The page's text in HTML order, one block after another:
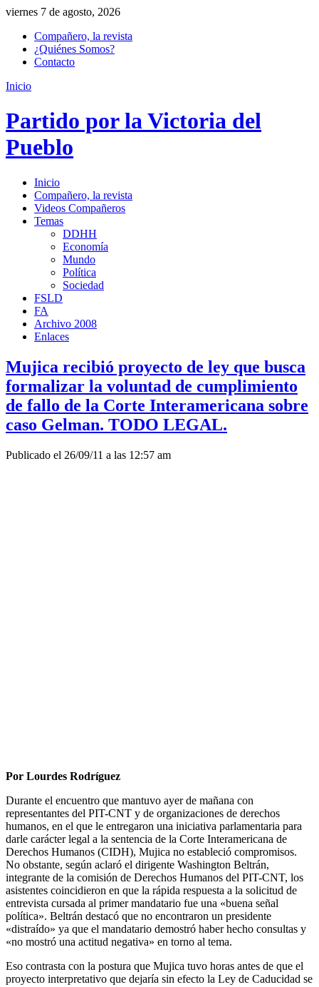
viernes 7 de agosto, 2026
Compañero, la revista
¿Quiénes Somos?
Contacto
Inicio
Partido por la Victoria del
Pueblo
Inicio
Compañero, la revista
Videos Compañeros
Temas
DDHH
Economía
Mundo
Política
Sociedad
FSLD
FA
Archivo 2008
Enlaces
Mujica recibió proyecto de ley que busca
formalizar la voluntad de cumplimiento
de fallo de la Corte Interamericana sobre
caso Gelman. TODO LEGAL.
Publicado el 26/09/11 a las 12:57 am
Por Lourdes Rodríguez
Durante el encuentro que mantuvo ayer de mañana con
representantes del PIT-CNT y de organizaciones de derechos
humanos, en el que le entregaron una iniciativa parlamentaria para
darle carácter legal a la sentencia de la Corte Interamericana de
Derechos Humanos (CIDH), Mujica no estableció compromisos.
No obstante, según aclaró el dirigente Washington Beltrán,
integrante de la comisión de Derechos Humanos del PIT-CNT, los
asistentes coincidieron en que la rápida respuesta a la solicitud de
entrevista cursada al primer mandatario fue una «buena señal
política». Beltrán destacó que no encontraron un presidente
«distraído» ya que el mandatario demostró haber hecho consultas y
«no mostró una actitud negativa» en torno al tema.
Eso contrasta con la postura que Mujica tuvo horas antes de que el
proyecto interpretativo que dejaría sin efecto la Ley de Caducidad se